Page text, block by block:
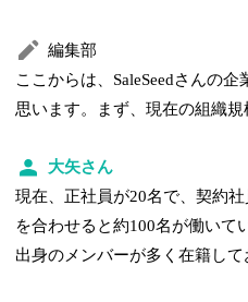
編集部
ここからは、SaleSeedさんの
思います。まず、現在の組織
大矢さん
現在、正社員が20名で、契約
を合わせると約100名が働いて
出身のメンバーが多く在籍して